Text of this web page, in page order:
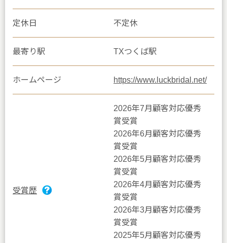
定休日 不定休
最寄り駅 TXつくば駅
ホームページ https://www.luckbridal.net/
受賞歴
2026年7月顧客対応優秀
賞受賞
2026年6月顧客対応優秀
賞受賞
2026年5月顧客対応優秀
賞受賞
2026年4月顧客対応優秀
賞受賞
2026年3月顧客対応優秀
賞受賞
2025年5月顧客対応優秀